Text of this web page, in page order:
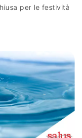
per le festività